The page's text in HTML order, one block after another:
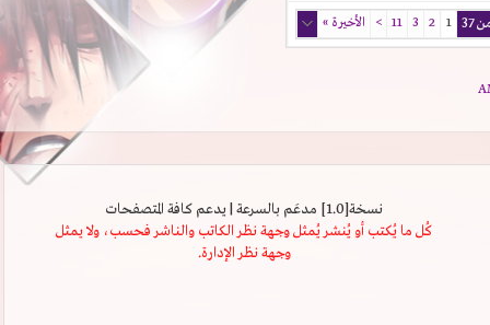
2
11
> الأخيرة»
نسخة[1.0] مدعَم بالسرعة | يدعم كافة المتصفحات
كُل ما يُكتب أو يُنشر يُمثل وجهة نظر الكاتب والناشر فحسب، ولا يمثل
وجهة نظر الإدارة.